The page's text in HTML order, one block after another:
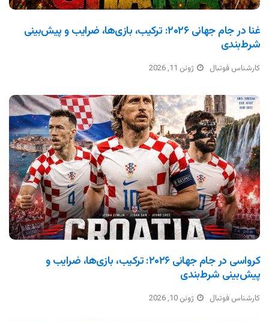
غنا در جام جهانی ۲۰۲۶: ترکیب، بازی‌ها، ضرایب و پیش‌بینی
شرط‌بندی
کارشناس فوتبال ژوئن 11, 2026
کرواسی در جام جهانی ۲۰۲۶: ترکیب، بازی‌ها، ضرایب و
پیش‌بینی شرط‌بندی
کارشناس فوتبال ژوئن 10, 2026